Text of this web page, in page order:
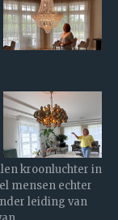
kroonluchter in
mensen echter
leiding van